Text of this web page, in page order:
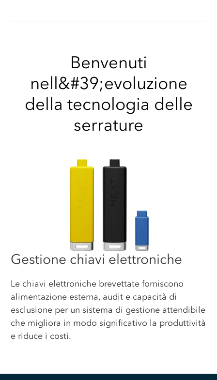
Benvenuti
nell&#39;evoluzione
della tecnologia delle
serrature
Gestione chiavi elettroniche
Le chiavi elettroniche brevettate forniscono
alimentazione esterna, audit e capacità di
esclusione per un sistema di gestione attendibile
che migliora in modo significativo la produttività
e riduce i costi.